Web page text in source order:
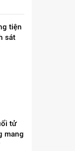
tiện
sát
tử
mang